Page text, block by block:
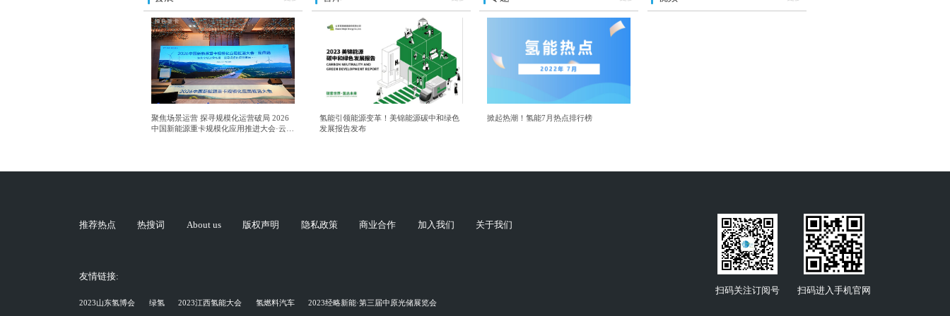
聚焦场景运营 探寻规模化运营破局 2026
中国新能源重卡规模化应用推进大会·云南
氢能引领能源变革！美锦能源碳中和绿色
发展报告发布
掀起热潮！氢能7月热点排行榜
推荐热点 热搜词 About us 版权声明 隐私政策 商业合作 加入我们 关于我们
友情链接:
2023山东氢博会 绿氢 2023江西氢能大会 氢燃料汽车 2023经略新能·第三届中原光储展览会
扫码关注订阅号 扫码进入手机官网